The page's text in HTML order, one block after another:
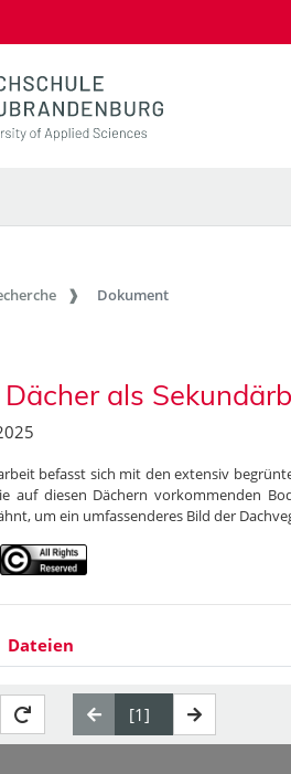
Dokument
als
befasst sich mit den extensiv
auf diesen Dächern vorkommenden
um ein umfassenderes Bild der
Dateien